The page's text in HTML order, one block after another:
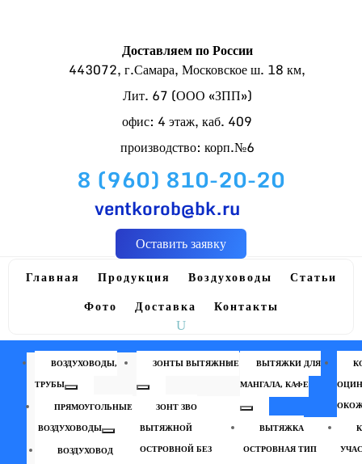
Доставляем по России
443072, г.Самара, Московское ш. 18 км,
Лит. 67 (ООО «ЗПП»)
офис: 4 этаж, каб. 409
производство: корп.№6
8 (960) 810-20-20
ventkorob@bk.ru
Оставить заявку
Главная Продукция Воздуховоды
Статьи
Фото
Доставка Контакты
ВОЗДУХОВОДЫ,
ТРУБЫ
ПРЯМОУГОЛЬНЫЕ
ВОЗДУХОВОДЫ
ВОЗДУХОВОД
ЗОНТЫ ВЫТЯЖНЫЕ
ЗОНТ ЗВО
ВЫТЯЖНОЙ
ОСТРОВНОЙ БЕЗ
ВЫТЯЖКИ ДЛЯ
МАНГАЛА, КАФЕ
ВЫТЯЖКА
ОСТРОВНАЯ ТИП